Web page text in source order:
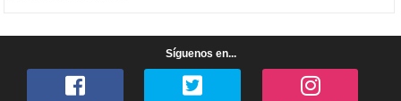
Síguenos en...